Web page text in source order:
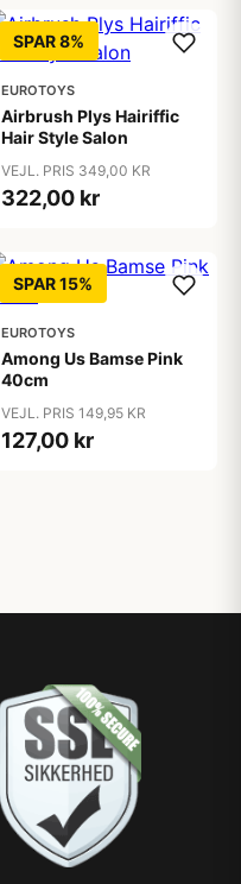
SPAR 8%
EUROTOYS
Airbrush Plys Hairiffic
Hair Style Salon
VEJL. PRIS 349,00 KR
322,00 kr
SPAR 15%
EUROTOYS
Among Us Bamse Pink
40cm
VEJL. PRIS 149,95 KR
127,00 kr